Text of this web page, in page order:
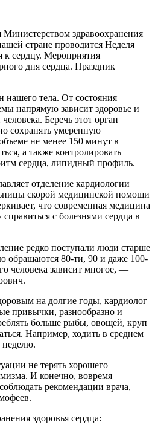
Министерством здравоохранения
стране проводится Неделя
к сердцу. Мероприятия
дня сердца. Праздник
тела. От состояния
напрямую зависит здоровье и
Беречь этот орган
сохранять умеренную
не менее 150 минут в
а также контролировать
сердца, липидный профиль.
отделение кардиологии
скорой медицинской помощи
что современная медицина
с болезнями сердца в
редко поступали люди старше
обращаются 80-ти, 90 и даже 100-
человека зависит многое, —
на долгие годы, кардиолог
привычки, разнообразно и
больше рыбы, овощей, круп
Например, ходить в среднем
неделю.
не терять хорошего
И конечно, вовремя
рекомендации врача, —
здоровья сердца: